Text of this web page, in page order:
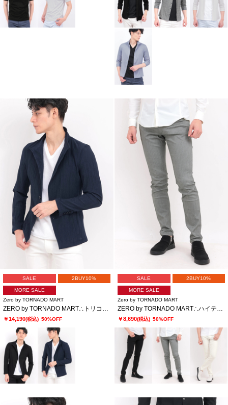
SALE 2BUY10%
MORE SALE
Zero by TORNADO MART
ZERO by TORNADO MART∴トリコットプリントワッシャージャケット
￥14,190(税込) 50%OFF
SALE 2BUY10%
MORE SALE
Zero by TORNADO MART
ZERO by TORNADO MART∴ハイテンションへリンボンスリム５ポケットパンツ
￥8,690(税込) 50%OFF